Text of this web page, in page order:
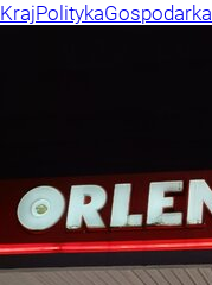
KrajPolitykaGospodarka